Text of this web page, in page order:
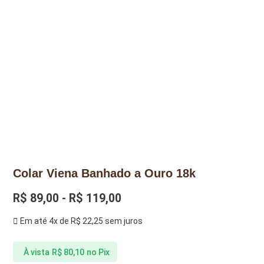
Colar Viena Banhado a Ouro 18k
R$ 89,00 - R$ 119,00
Em até 4x de R$ 22,25 sem juros
À vista R$80,10 no Pix